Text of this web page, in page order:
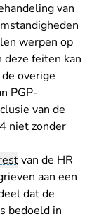
van
werpen op
deze feiten kan
overige
PGP-
van de
niet zonder
van de HR
aan een
dat de
bedoeld in